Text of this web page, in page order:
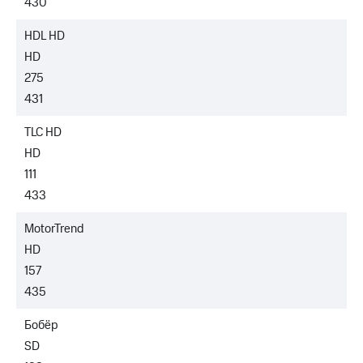
HDL HD
HD
275
431
TLC HD
HD
111
433
MotorTrend
HD
157
435
Бобёр
SD